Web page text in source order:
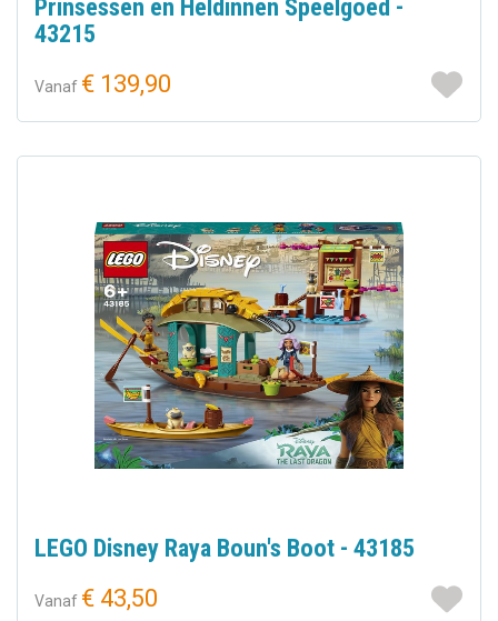
Prinsessen en Heldinnen Speelgoed -
43215
Vanaf € 139,90
LEGO Disney Raya Boun's Boot - 43185
Vanaf € 43,50